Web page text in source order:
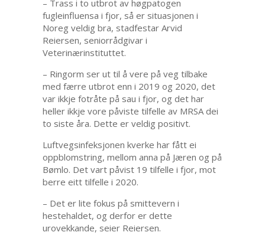
– Trass i to utbrot av høgpatogen
fugleinfluensa i fjor, så er situasjonen i
Noreg veldig bra, stadfestar Arvid
Reiersen, seniorrådgivar i
Veterinærinstituttet.
– Ringorm ser ut til å vere på veg tilbake
med færre utbrot enn i 2019 og 2020, det
var ikkje fotråte på sau i fjor, og det har
heller ikkje vore påviste tilfelle av MRSA dei
to siste åra. Dette er veldig positivt.
Luftvegsinfeksjonen kverke har fått ei
oppblomstring, mellom anna på Jæren og på
Bømlo. Det vart påvist 19 tilfelle i fjor, mot
berre eitt tilfelle i 2020.
– Det er lite fokus på smittevern i
hestehaldet, og derfor er dette
urovekkande, seier Reiersen.